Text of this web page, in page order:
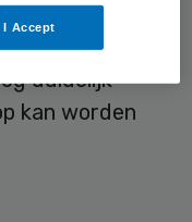
van
duidelijk
kan worden
I Accept